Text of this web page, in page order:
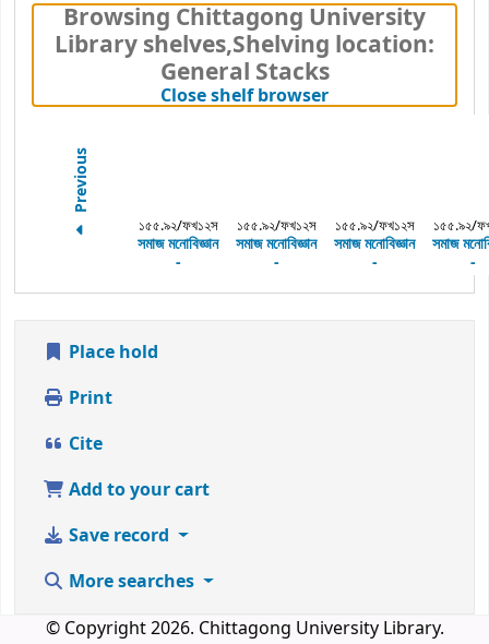
Browsing Chittagong University
Library shelves,Shelving location:
General Stacks
Close shelf browser(Hides shelf
Previous
১৫৫.৯২/ফখ১২স
সমাজ মনোবিজ্ঞান
-
১৫৫.৯২/ফখ১২স
সমাজ মনোবিজ্ঞান
-
১৫৫.৯২/ফখ১২স
সমাজ মনোবিজ্ঞান
-
১৫৫.৯২/
সমাজ
-
Place hold
Print
Cite
Add to your cart
Save record
More searches
© Copyright 2026. Chittagong University Library.